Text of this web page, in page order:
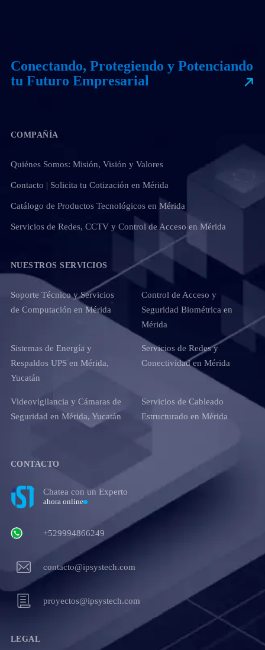
Conectando, Protegiendo y Potenciando
tu Futuro Empresarial
COMPAÑÍA
Quiénes Somos: Misión, Visión y Valores
Contacto | Solicita tu Cotización en Mérida
Catálogo de Productos Tecnológicos en Mérida
Servicios de Redes, CCTV y Control de Acceso en Mérida
NUESTROS SERVICIOS
Soporte Técnico y Servicios
de Computación en Mérida
Control de Acceso y
Seguridad Biométrica en
Mérida
Sistemas de Energía y
Respaldos UPS en Mérida,
Yucatán
Servicios de Redes y
Conectividad en Mérida
Videovigilancia y Cámaras de
Seguridad en Mérida, Yucatán
Servicios de Cableado
Estructurado en Mérida
CONTACTO
Chatea con un Experto
ahora online
+529994866249
contacto@ipsystech.com
proyectos@ipsystech.com
LEGAL